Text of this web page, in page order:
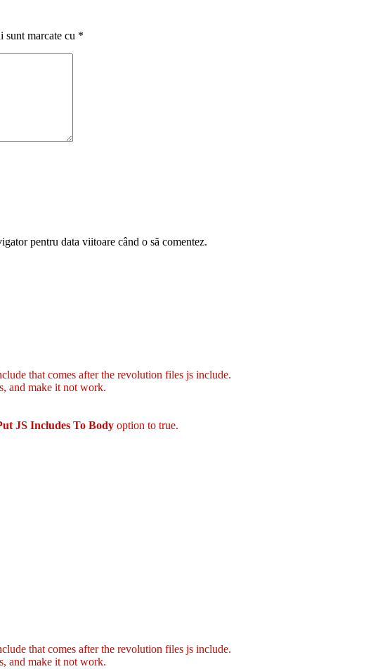
marcate cu *
pentru data viitoare când o să comentez.
that comes after the revolution files js include.
and make it not work.
JS Includes To Body option to true.
that comes after the revolution files js include.
and make it not work.